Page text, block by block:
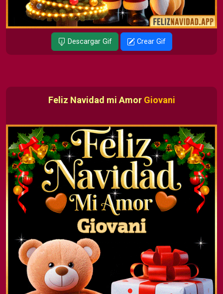
Descargar Gif Crear Gif
Feliz Navidad mi Amor Giovani